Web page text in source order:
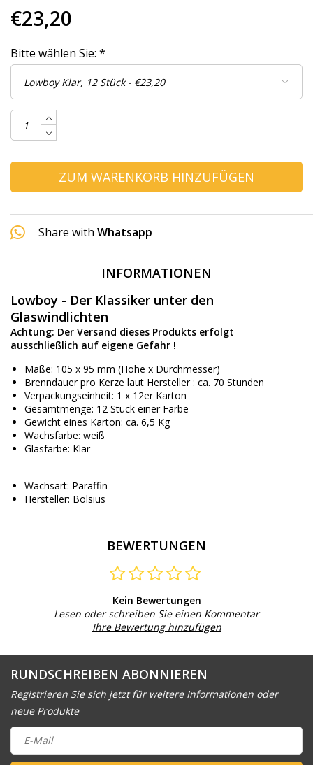
€23,20
Bitte wählen Sie: *
ZUM WARENKORB HINZUFÜGEN
Share with Whatsapp
INFORMATIONEN
Lowboy - Der Klassiker unter den
Glaswindlichten
Achtung: Der Versand dieses Produkts erfolgt
ausschließlich auf eigene Gefahr !
Maße: 105 x 95 mm (Höhe x Durchmesser)
Brenndauer pro Kerze laut Hersteller : ca. 70 Stunden
Verpackungseinheit: 1 x 12er Karton
Gesamtmenge: 12 Stück einer Farbe
Gewicht eines Karton: ca. 6,5 Kg
Wachsfarbe: weiß
Glasfarbe: Klar
Wachsart: Paraffin
Hersteller: Bolsius
BEWERTUNGEN
Kein Bewertungen
Lesen oder schreiben Sie einen Kommentar
Ihre Bewertung hinzufügen
RUNDSCHREIBEN ABONNIEREN
Registrieren Sie sich jetzt für weitere Informationen oder
neue Produkte